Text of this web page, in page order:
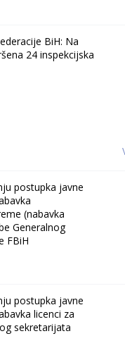
BiH: Na
24 inspekcijska
postupka javne
(nabavka
Generalnog
FBiH
postupka javne
licenci za
sekretarijata